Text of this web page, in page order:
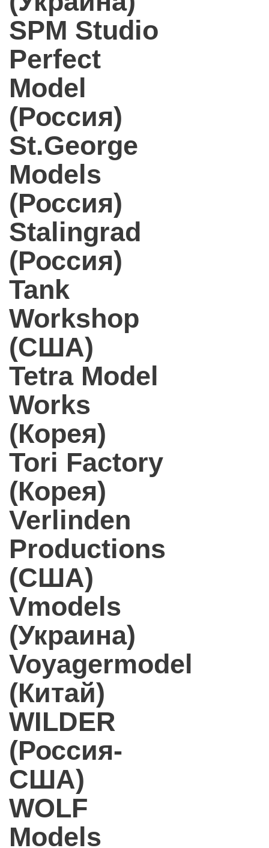
SPM Studio
Perfect
Model
(Россия)
St.George
Models
(Россия)
Stalingrad
(Россия)
Tank
Workshop
(США)
Tetra Model
Works
(Корея)
Tori Factory
(Корея)
Verlinden
Productions
(США)
Vmodels
(Украина)
Voyagermodel
(Китай)
WILDER
(Россия-
США)
WOLF
Models